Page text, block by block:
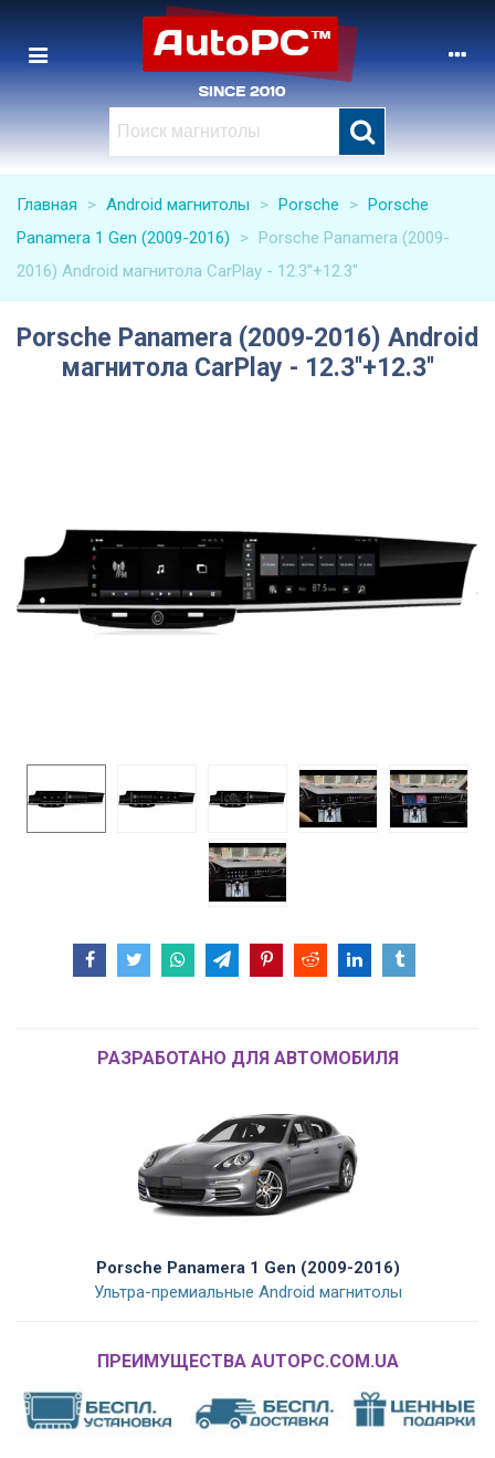
Главная > Android магнитолы > Porsche > Porsche
Panamera 1 Gen (2009-2016)
> Porsche Panamera (2009-
2016) Android магнитола CarPlay - 12.3''+12.3''
Porsche Panamera (2009-2016) Android
магнитола CarPlay - 12.3''+12.3''
РАЗРАБОТАНО ДЛЯ АВТОМОБИЛЯ
Porsche Panamera 1 Gen (2009-2016)
Ультра-премиальные Android магнитолы
ПРЕИМУЩЕСТВА AUTOPC.COM.UA